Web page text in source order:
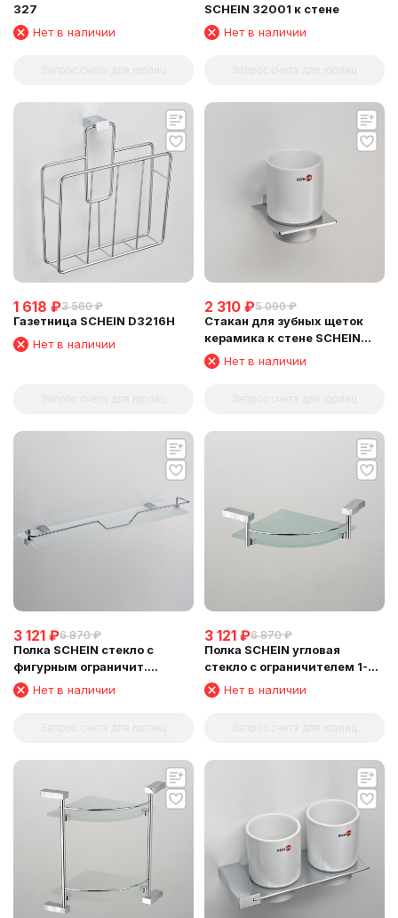
327
Нет в наличии
SCHEIN 32001 к стене
Нет в наличии
1 618 ₽3 560 ₽
Газетница SCHEIN D3216H
Нет в наличии
2 310 ₽5 090 ₽
Стакан для зубных щеток
керамика к стене SCHEIN
(323C)Нет в наличии
3 121 ₽6 870 ₽
Полка SCHEIN стекло с
фигурным ограничит.
(NL329E-510)
Нет в наличии
3 121 ₽6 870 ₽
Полка SCHEIN угловая
стекло с ограничителем 1-
этажная (NL3212B1)
Нет в наличии